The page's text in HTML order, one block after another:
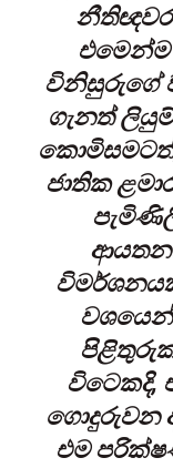
එමෙන්ම
විනිසුරුගේ
ගැනත්
කොමිසමටත්,
ජාතික
වශයෙන්
විටෙකදි,
ගොදුරුවන
එම